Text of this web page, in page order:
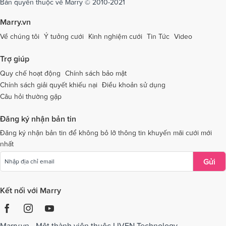
Dịch vụ cưới tại Thái Bình Dịch vụ cưới tại Thanh Hóa
Dịch vụ cưới tại Thừa Thiên - Huế
Dịch vụ cưới tại An Giang Dịch vụ cưới tại Trà Vinh
Dịch vụ cưới tại Tuyên Quang Dịch vụ cưới tại Vĩnh Long
Dịch vụ cưới tại Bà Rịa - Vũng TàuDịch vụ cưới tại Bắc Giang
Dịch vụ cưới tại Bắc Kạn
Bản quyền thuộc về Marry © 2010-2021
Marry.vn
Về chúng tôi Ý tưởng cưới Kinh nghiệm cưới Tin Tức Video
Trợ giúp
Quy chế hoạt động
Chính sách bảo mật
Chính sách giải quyết khiếu nại Điều khoản sử dụng
Câu hỏi thường gặp
Đăng ký nhận bản tin
Đăng ký nhận bản tin để không bỏ lỡ thông tin khuyến mãi cưới mới
nhất
Gửi
Kết nối với Marry